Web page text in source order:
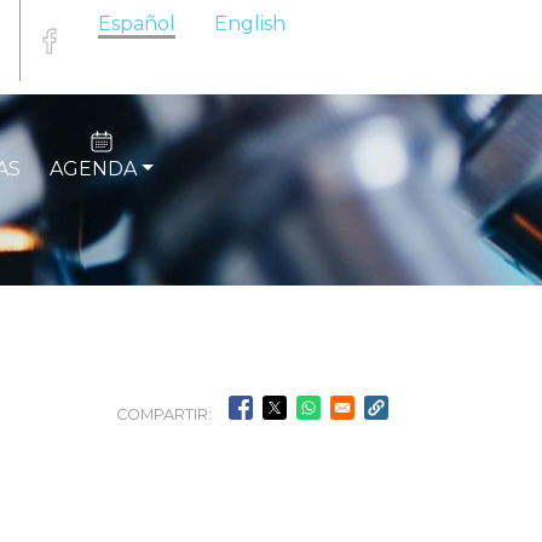
Español English
AGENDA
COMPARTIR: